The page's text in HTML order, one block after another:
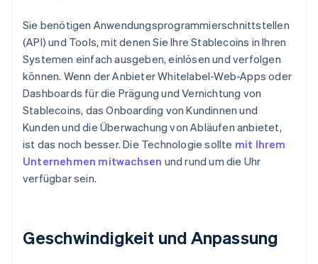
Sie benötigen Anwendungsprogrammierschnittstellen
(API) und Tools, mit denen Sie Ihre Stablecoins in Ihren
Systemen einfach ausgeben, einlösen und verfolgen
können. Wenn der Anbieter Whitelabel-Web-Apps oder
Dashboards für die Prägung und Vernichtung von
Stablecoins, das Onboarding von Kundinnen und
Kunden und die Überwachung von Abläufen anbietet,
ist das noch besser. Die Technologie sollte mit Ihrem
Unternehmen mitwachsen und rund um die Uhr
verfügbar sein.
Geschwindigkeit und Anpassung